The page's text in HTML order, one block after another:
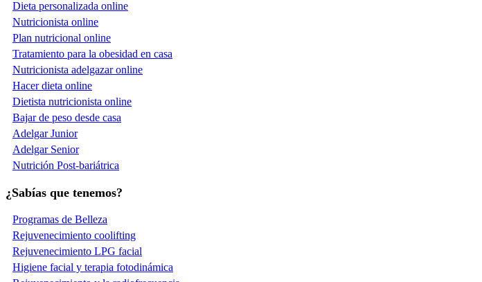
Dieta personalizada online
Nutricionista online
Plan nutricional online
Tratamiento para la obesidad en casa
Nutricionista adelgazar online
Hacer dieta online
Dietista nutricionista online
Bajar de peso desde casa
Adelgar Junior
Adelgar Senior
Nutrición Post-bariátrica
¿Sabías que tenemos?
Programas de Belleza
Rejuvenecimiento coolifting
Rejuvenecimiento LPG facial
Higiene facial y terapia fotodinámica